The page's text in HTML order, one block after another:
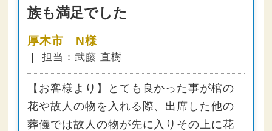
族も満足でした
厚木市 N様
｜ 担当：武藤 直樹
【お客様より】とても良かった事が棺の
花や故人の物を入れる際、出席した他の
葬儀では故人の物が先に入りその上に花